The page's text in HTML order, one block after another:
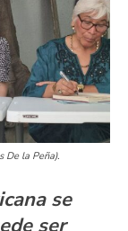
De la Peña).
se